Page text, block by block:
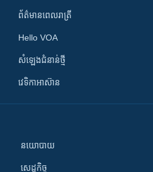
ព័ត៌មាន​​ពេល​រាត្រី
Hello VOA
សំឡេង​ជំនាន់​ថ្មី
វេទិកា​អាស៊ាន
នយោបាយ
សេដ្ឋកិច្ច